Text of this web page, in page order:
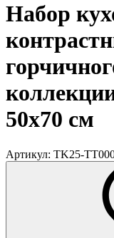
Набор
50х70 см
Артикул: TK25-